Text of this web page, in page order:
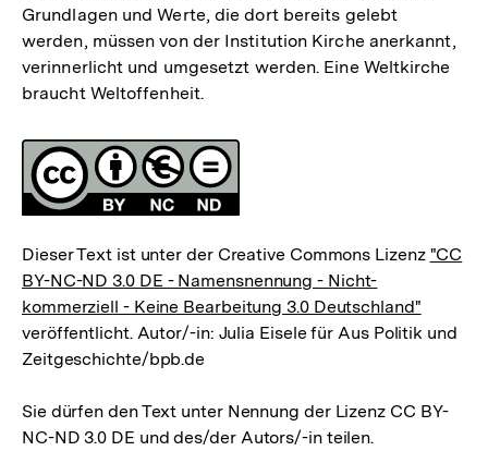
Grundlagen und Werte, die dort bereits gelebt
werden, müssen von der Institution Kirche anerkannt,
verinnerlicht und umgesetzt werden. Eine Weltkirche
braucht Weltoffenheit.
Fussnoten
Lizenz
Dieser Text ist unter der Creative Commons Lizenz "CC
BY-NC-ND 3.0 DE - Namensnennung - Nicht-
kommerziell - Keine Bearbeitung 3.0 Deutschland"
veröffentlicht. Autor/-in: Julia Eisele für Aus Politik und
Zeitgeschichte/bpb.de
Sie dürfen den Text unter Nennung der Lizenz CC BY-
NC-ND 3.0 DE und des/der Autors/-in teilen.